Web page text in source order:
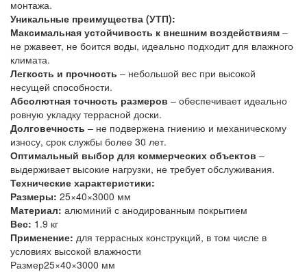
монтажа.
Уникальные преимущества (УТП):
Максимальная устойчивость к внешним воздействиям –
не ржавеет, не боится воды, идеально подходит для влажного
климата.
Легкость и прочность – небольшой вес при высокой
несущей способности.
Абсолютная точность размеров – обеспечивает идеально
ровную укладку террасной доски.
Долговечность – не подвержена гниению и механическому
износу, срок службы более 30 лет.
Оптимальный выбор для коммерческих объектов –
выдерживает высокие нагрузки, не требует обслуживания.
Технические характеристики:
Размеры: 25×40×3000 мм
Материал: алюминий с анодированным покрытием
Вес: 1.9 кг
Применение: для террасных конструкций, в том числе в
условиях высокой влажности
Размер25×40×3000 мм